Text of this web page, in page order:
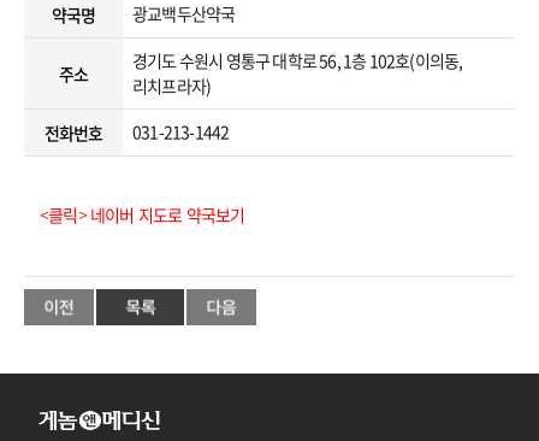
약국명
광교백두산약국
주소
경기도 수원시 영통구 대학로 56, 1층 102호(이의동,
리치프라자)
전화번호
031-213-1442
<클릭> 네이버 지도로 약국보기